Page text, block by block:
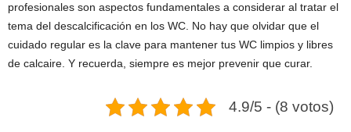
profesionales son aspectos fundamentales a considerar al tratar el
tema del descalcificación en los WC. No hay que olvidar que el
cuidado regular es la clave para mantener tus WC limpios y libres
de calcaire. Y recuerda, siempre es mejor prevenir que curar.
4.9/5 - (8 votos)